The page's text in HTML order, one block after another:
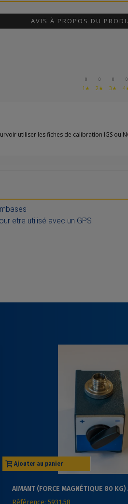
etre utilisé avec un GPS
AVIS À PROPOS DU
0
1★
0
2★
0
3★
0
utiliser les fiches de calibration IGS ou
Ajouter au panier
AIMANT (FORCE MAGNÉTIQUE 80 KG)
FILETAGE 5/8" MÂLE